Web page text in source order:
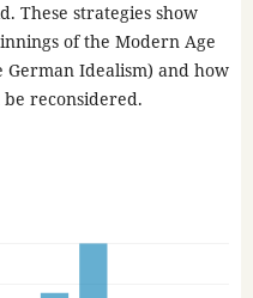
These strategies show
of the Modern Age
Idealism) and how
reconsidered.